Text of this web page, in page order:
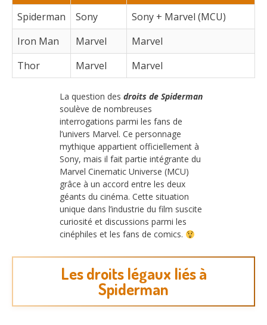
Spiderman
Sony
Sony + Marvel (MCU)
Iron Man
Marvel
Marvel
Thor
Marvel Marvel
La question des droits de Spiderman
soulève de nombreuses
interrogations parmi les fans de
l’univers Marvel. Ce personnage
mythique appartient officiellement à
Sony, mais il fait partie intégrante du
Marvel Cinematic Universe (MCU)
grâce à un accord entre les deux
géants du cinéma. Cette situation
unique dans l’industrie du film suscite
curiosité et discussions parmi les
cinéphiles et les fans de comics.
Les droits légaux liés à
Spiderman